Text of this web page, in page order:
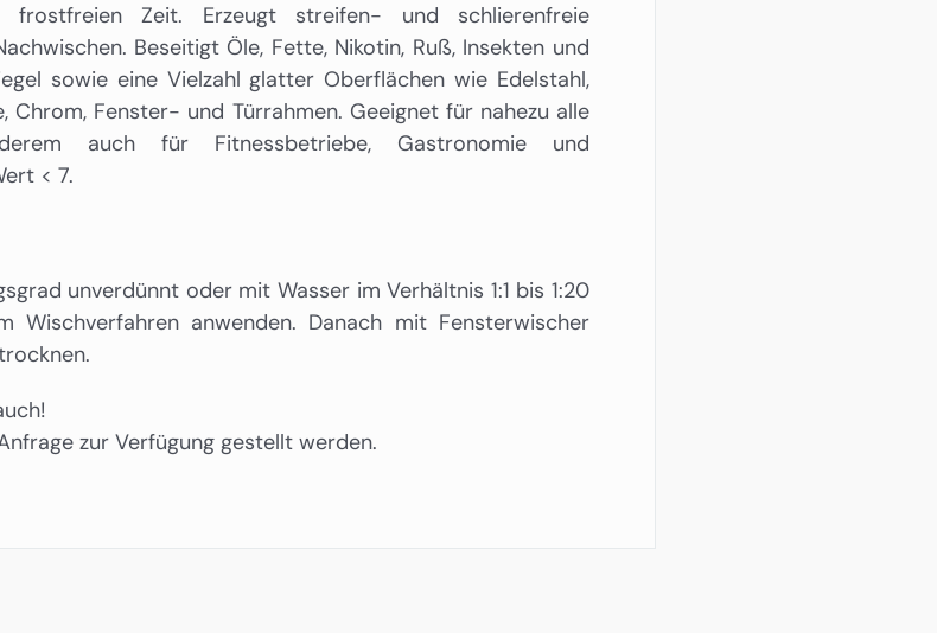
frostfreien Zeit. Erzeugt streifen- und schlierenfreie
Beseitigt Öle, Fette, Nikotin, Ruß, Insekten und
sowie eine Vielzahl glatter Oberflächen wie Edelstahl,
Chrom, Fenster- und Türrahmen. Geeignet für nahezu alle
auch für Fitnessbetriebe, Gastronomie und
< 7.
unverdünnt oder mit Wasser im Verhältnis 1:1 bis 1:20
Wischverfahren anwenden. Danach mit Fensterwischer
zur Verfügung gestellt werden.